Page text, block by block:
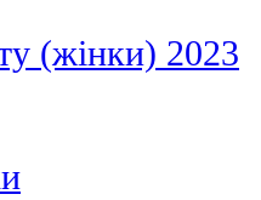
(жінки) 2023